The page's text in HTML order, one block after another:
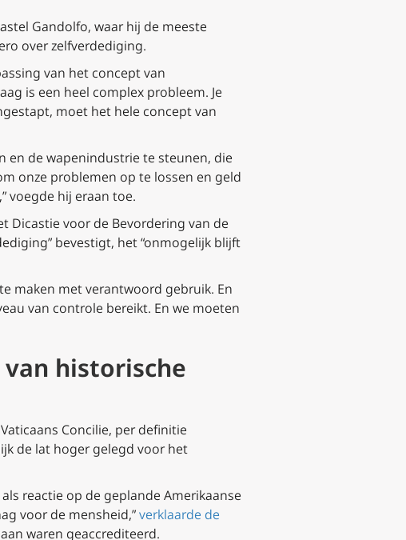
Gandolfo, waar hij de meeste
over zelfverdediging.
van het concept van
is een heel complex probleem. Je
moet het hele concept van
en de wapenindustrie te steunen, die
onze problemen op te lossen en geld
voegde hij eraan toe.
Dicastie voor de Bevordering van de
bevestigt, het “onmogelijk blijft
maken met verantwoord gebruik. En
van controle bereikt. En we moeten
historische
Concilie, per definitie
de lat hoger gelegd voor het
reactie op de geplande Amerikaanse
voor de mensheid,”verklaarde de
waren geaccrediteerd.